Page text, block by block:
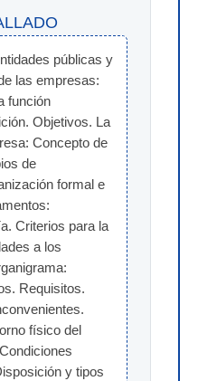
públicas y
las empresas:
función
Objetivos. La
Concepto de
de
formal e
Criterios para la
a los
Requisitos.
físico del
y tipos